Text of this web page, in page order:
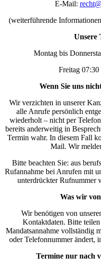
E-Mail:
(weiterführende
Unsere
Montag bis
Freitag
Wenn Sie uns
Wir verzichten in unserer
alle Anrufe persönlich
wiederholt – nicht per
bereits anderweitig in
Termin wahr. In diesem Fall
Mail. Wir
Bitte beachten Sie: aus
Rufannahme bei Anrufen mit
unterdrückter Rufnummer
Was wir
Wir benötigen von
Kontaktdaten. Bitte teilen
Mandatsannahme vollständig
oder Telefonnummer ändert,
Termine nur nach